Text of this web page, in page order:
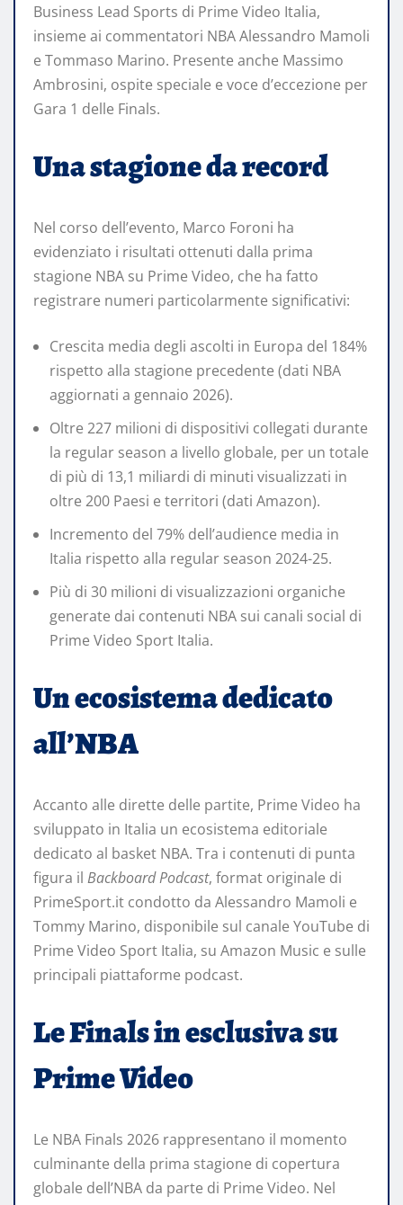
Business Lead Sports di Prime Video Italia,
insieme ai commentatori NBA Alessandro Mamoli
e Tommaso Marino. Presente anche Massimo
Ambrosini, ospite speciale e voce d’eccezione per
Gara 1 delle Finals.
Una stagione da record
Nel corso dell’evento, Marco Foroni ha
evidenziato i risultati ottenuti dalla prima
stagione NBA su Prime Video, che ha fatto
registrare numeri particolarmente significativi:
Crescita media degli ascolti in Europa del 184%
rispetto alla stagione precedente (dati NBA
aggiornati a gennaio 2026).
Oltre 227 milioni di dispositivi collegati durante
la regular season a livello globale, per un totale
di più di 13,1 miliardi di minuti visualizzati in
oltre 200 Paesi e territori (dati Amazon).
Incremento del 79% dell’audience media in
Italia rispetto alla regular season 2024-25.
Più di 30 milioni di visualizzazioni organiche
generate dai contenuti NBA sui canali social di
Prime Video Sport Italia.
Un ecosistema dedicato
all’NBA
Accanto alle dirette delle partite, Prime Video ha
sviluppato in Italia un ecosistema editoriale
dedicato al basket NBA. Tra i contenuti di punta
figura il Backboard Podcast, format originale di
PrimeSport.it condotto da Alessandro Mamoli e
Tommy Marino, disponibile sul canale YouTube di
Prime Video Sport Italia, su Amazon Music e sulle
principali piattaforme podcast.
Le Finals in esclusiva su
Prime Video
Le NBA Finals 2026 rappresentano il momento
culminante della prima stagione di copertura
globale dell’NBA da parte di Prime Video. Nel